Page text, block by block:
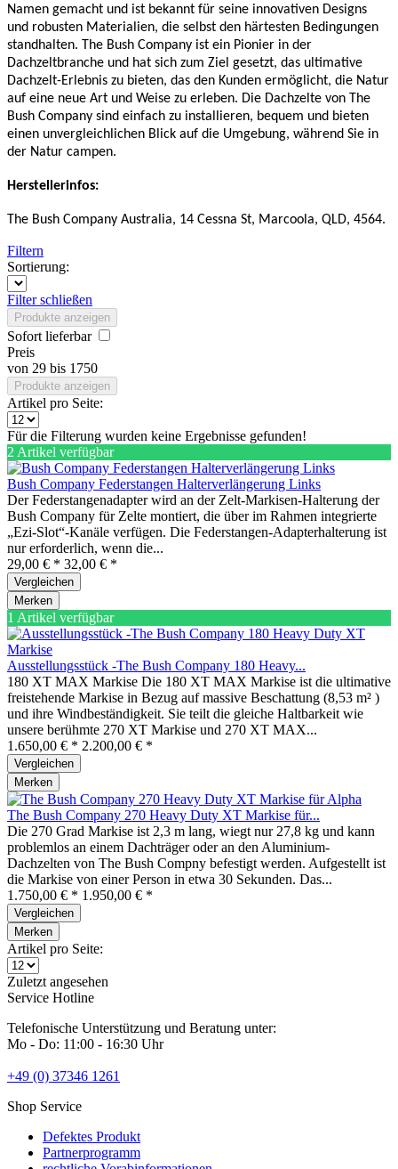
Namen gemacht und ist bekannt für seine innovativen Designs
und robusten Materialien, die selbst den härtesten Bedingungen
standhalten. The Bush Company ist ein Pionier in der
Dachzeltbranche und hat sich zum Ziel gesetzt, das ultimative
Dachzelt-Erlebnis zu bieten, das den Kunden ermöglicht, die Natur
auf eine neue Art und Weise zu erleben. Die Dachzelte von The
Bush Company sind einfach zu installieren, bequem und bieten
einen unvergleichlichen Blick auf die Umgebung, während Sie in
der Natur campen.
Herstellerinfos:
The Bush Company Australia, 14 Cessna St, Marcoola, QLD, 4564.
Filtern
Sortierung:
Filter schließen
Produkte anzeigen
Sofort lieferbar
Preis
von 29 bis 1750
Produkte anzeigen
Artikel pro Seite:
Für die Filterung wurden keine Ergebnisse gefunden!
2 Artikel verfügbar
Bush Company Federstangen Halterverlängerung Links
Der Federstangenadapter wird an der Zelt-Markisen-Halterung der
Bush Company für Zelte montiert, die über im Rahmen integrierte
„Ezi-Slot“-Kanäle verfügen. Die Federstangen-Adapterhalterung ist
nur erforderlich, wenn die...
29,00 € * 32,00 € *
Vergleichen
Merken
1 Artikel verfügbar
Ausstellungsstück -The Bush Company 180 Heavy...
180 XT MAX Markise Die 180 XT MAX Markise ist die ultimative
freistehende Markise in Bezug auf massive Beschattung (8,53 m² )
und ihre Windbeständigkeit. Sie teilt die gleiche Haltbarkeit wie
unsere berühmte 270 XT Markise und 270 XT MAX...
1.650,00 € * 2.200,00 € *
Vergleichen
Merken
The Bush Company 270 Heavy Duty XT Markise für...
Die 270 Grad Markise ist 2,3 m lang, wiegt nur 27,8 kg und kann
problemlos an einem Dachträger oder an den Aluminium-
Dachzelten von The Bush Compny befestigt werden. Aufgestellt ist
die Markise von einer Person in etwa 30 Sekunden. Das...
1.750,00 € * 1.950,00 € *
Vergleichen
Merken
Artikel pro Seite:
Zuletzt angesehen
Service Hotline
Telefonische Unterstützung und Beratung unter:
Mo - Do: 11:00 - 16:30 Uhr
+49 (0) 37346 1261
Shop Service
Defektes Produkt
Partnerprogramm